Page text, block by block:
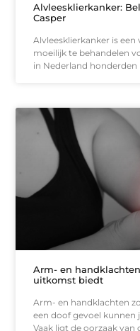
Alvleesklierkanker:
Casper
Alvleesklierkanker is een
moeilijk te behandelen
in Nederland honderden
Arm- en
uitkomst biedt
Arm- en handklachten
een doof gevoel kunnen
Vaak ligt de oorzaak van